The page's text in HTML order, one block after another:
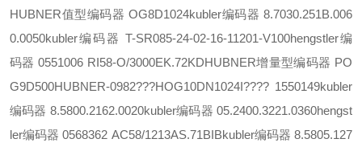
HUBNER值型编码器 OG8D1024kubler编码器 8.7030.251B.006
0.0050kubler编码器 T-SR085-24-02-16-11201-V100hengstler编
码器 0551006 RI58-O/3000EK.72KDHUBNER增量型编码器 PO
G9D500HUBNER-0982???HOG10DN1024I???? 1550149kubler
编码器 8.5800.2162.0020kubler编码器 05.2400.3221.0360hengst
ler编码器 0568362 AC58/1213AS.71BIBkubler编码器 8.5805.127